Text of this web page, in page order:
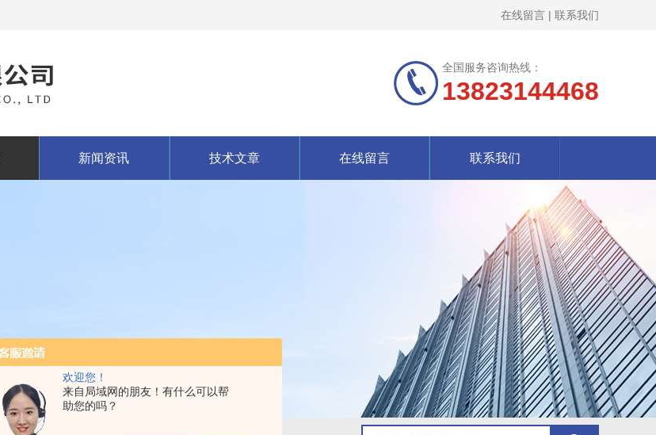
欢迎您！
来自局域网的朋友！有什么可以帮
助您的吗？
在线留言 | 联系我们
全国服务咨询热线：
13823144468
新闻资讯 技术文章 在线留言 联系我们